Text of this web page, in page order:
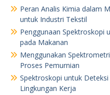
Peran Analis Kimia dalam
untuk Industri Tekstil
Penggunaan Spektroskopi
pada Makanan
Menggunakan
Proses Pemurnian
Spektroskopi untuk
Lingkungan Kerja